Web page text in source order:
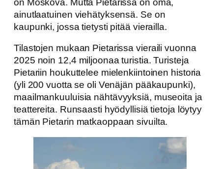
on Moskova. Mutta Pietarissa on oma,
ainutlaatuinen viehätyksensä. Se on
kaupunki, jossa tietysti pitää vierailla.
Tilastojen mukaan Pietarissa vieraili vuonna
2025 noin 12,4 miljoonaa turistia. Turisteja
Pietariin houkuttelee mielenkiintoinen historia
(yli 200 vuotta se oli Venäjän pääkaupunki),
maailmankuuluisia nähtävyyksiä, museoita ja
teattereita. Runsaasti hyödyllisiä tietoja löytyy
tämän Pietarin matkaoppaan sivuilta.